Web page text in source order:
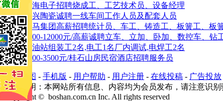
宇海电子招聘烧成工、工艺技术员、设备经理
众兴陶瓷诚聘一线车间工作人员及配套人员
宏马集团高薪招聘统计员、车工、铸造工、板簧工、板
5000-12000元/高薪诚聘立车、立加、卧加、数控车、钻
稀油站组装工2名,电工1名厂内调试,电焊工2名
3000-3500元/桂石山房民宿酒店招聘服务员
网站地图 - 手机版 - 用户帮助 - 用户注册 - 在线投稿 - 广告投放
免责声明：本网站所有信息、内容均为会员发布，请注意识
Copyright © boshan.com.cn Inc. All rights reserved